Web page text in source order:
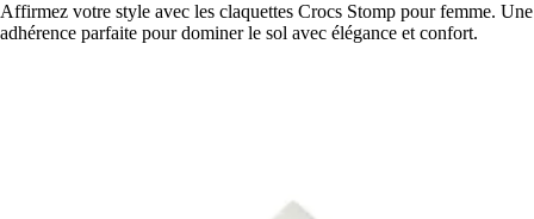
Affirmez votre style avec les claquettes Crocs Stomp pour femme. Une
adhérence parfaite pour dominer le sol avec élégance et confort.